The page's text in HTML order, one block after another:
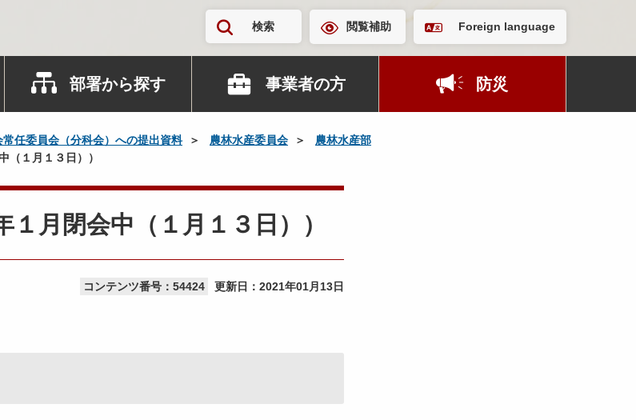
検索 閲覧補助 Foreign language
部署から探す 事業者の方 防災
常任委員会（分科会）への提出資料 農林水産委員会
農林水産部
１月１３日））
月閉会中（１月１３日））
コンテンツ番号：54424 更新日： 2021年01月13日